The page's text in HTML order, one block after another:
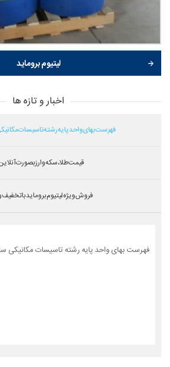
لیتیوم بروماید
اخبار و تازه ها
فهرست بهای واحد پایه رشته تاسیسات مکانیکی
قیمت طلا،سکه و ارز بصورت
فروش ویژه لیتیوم بروماید با تخفیف
فهرست بهای واحد پایه رشته تاسیسات مکانیکی سال